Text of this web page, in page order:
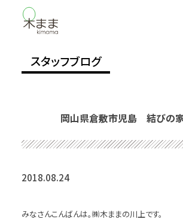
スタッフブログ
岡山県倉敷市児島 結びの
2018.08.24
みなさんこんばんは。㈱木ままの川上です。